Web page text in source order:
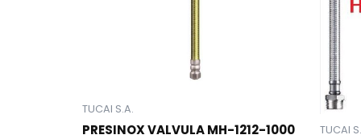
TUCAI S.A.
PRESINOX VALVULA MH-1212-1000 TUCAI